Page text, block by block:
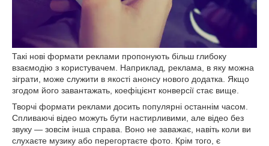
Такі нові формати реклами пропонують більш глибоку
взаємодію з користувачем. Наприклад, реклама, в яку можна
зіграти, може служити в якості анонсу нового додатка. Якщо
згодом його завантажать, коефіцієнт конверсії стає вище.
Творчі формати реклами досить популярні останнім часом.
Спливаючі відео можуть бути настирливими, але відео без
звуку — зовсім інша справа. Воно не заважає, навіть коли ви
слухаєте музику або перегортаєте фото. Крім того, є